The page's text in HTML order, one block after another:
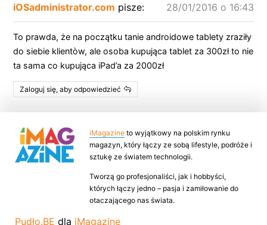
iOSadministrator.com pisze: 28/01/2016 o 16:43
To prawda, że na początku tanie androidowe tablety zraziły
do siebie klientòw, ale osoba kupująca tablet za 300zł to nie
ta sama co kupująca iPad’a za 2000zł
Zaloguj się, aby odpowiedzieć
iMagazine to wyjątkowy na polskim rynku
magazyn, który łączy ze sobą lifestyle, podróże i
sztukę ze światem technologii.
Tworzą go profesjonaliści, jak i hobbyści,
których łączy jedno – pasja i zamiłowanie do
otaczającego nas świata.
Pudło.BE dla iMagazine